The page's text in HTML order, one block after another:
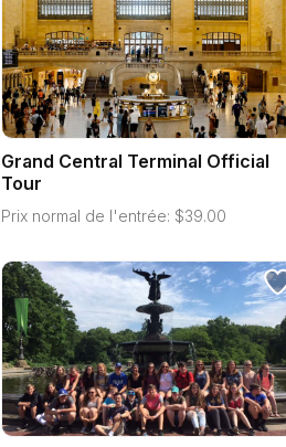
Grand Central Terminal Official
Tour
Prix normal de l'entrée: $39.00